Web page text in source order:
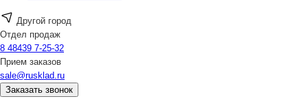
Другой город
Отдел продаж
8 48439 7-25-32
Прием заказов
sale@rusklad.ru
Заказать звонок